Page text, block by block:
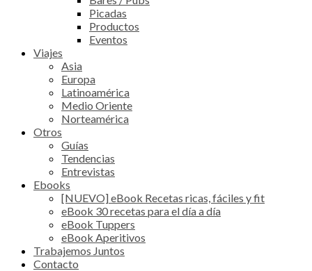
Picadas
Productos
Eventos
Viajes
Asia
Europa
Latinoamérica
Medio Oriente
Norteamérica
Otros
Guías
Tendencias
Entrevistas
Ebooks
[NUEVO] eBook Recetas ricas, fáciles y fit
eBook 30 recetas para el día a día
eBook Tuppers
eBook Aperitivos
Trabajemos Juntos
Contacto